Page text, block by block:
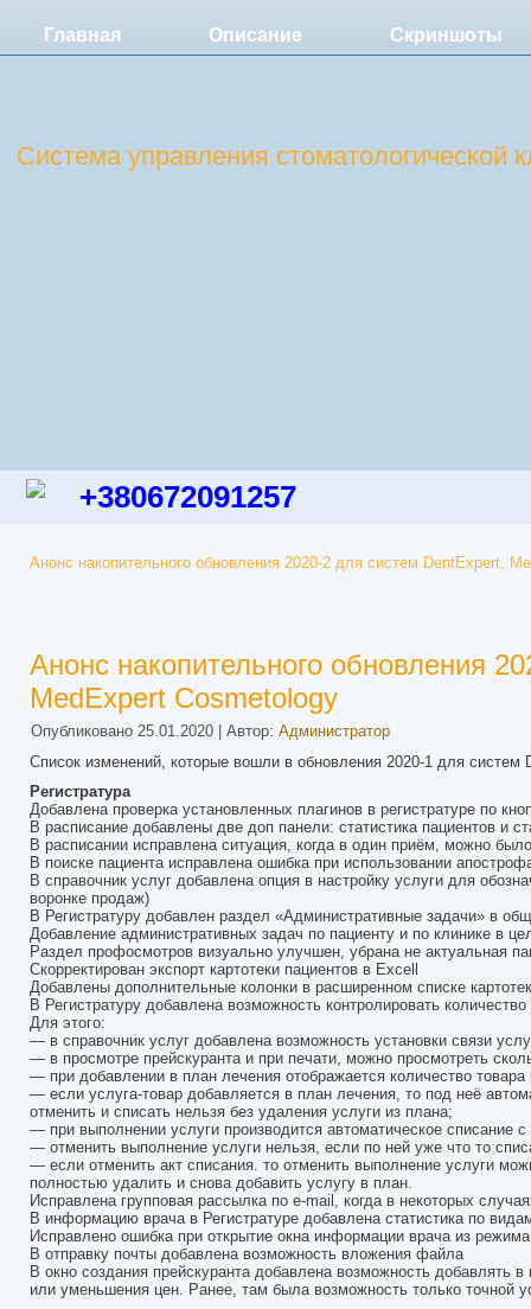
Главная Описание Скриншоты
Система управления стоматологической
+380672091257
Анонс накопительного обновления 2020-2 для систем DentExpert,
Анонс накопительного обновления
MedExpert Cosmetology
Опубликовано 25.01.2020 Автор: Администратор
Список изменений, которые вошли в обновления 2020-1 для систем
Регистратура
Добавлена проверка установленных плагинов в регистратуре по
В расписание добавлены две доп панели: статистика пациентов и
В расписании исправлена ситуация, когда в один приём, можно
В поиске пациента исправлена ошибка при использовании
В справочник услуг добавлена опция в настройку услуги для
воронке продаж)
В Регистратуру добавлен раздел «Административные задачи» в
Добавление административных задач по пациенту и по клинике в
Раздел профосмотров визуально улучшен, убрана не актуальная
Скорректирован экспорт картотеки пациентов в Excell
Добавлены дополнительные колонки в расширенном списке
В Регистратуру добавлена возможность контролировать
Для этого:
— в справочник услуг добавлена возможность установки связи
— в просмотре прейскуранта и при печати, можно просмотреть
— при добавлении в план лечения отображается количество товара
— если услуга-товар добавляется в план лечения, то под неё
отменить и списать нельзя без удаления услуги из плана;
— при выполнении услуги производится автоматическое списание
— отменить выполнение услуги нельзя, если по ней уже что то
— если отменить акт списания. то отменить выполнение услуги
полностью удалить и снова добавить услугу в план.
Исправлена групповая рассылка по e-mail, когда в некоторых
В информацию врача в Регистратуре добавлена статистика по
Исправлено ошибка при открытие окна информации врача из
В отправку почты добавлена возможность вложения файла
В окно создания прейскуранта добавлена возможность добавлять
или уменьшения цен. Ранее, там была возможность только точной